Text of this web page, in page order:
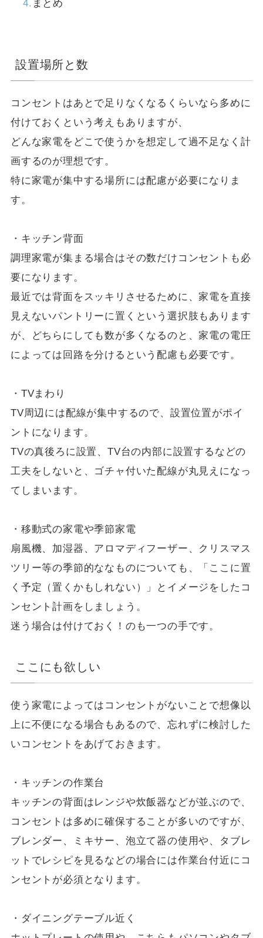
まとめ
設置場所と数
コンセントはあとで足りなくなるくらいなら多めに
付けておくという考えもありますが、
どんな家電をどこで使うかを想定して過不足なく計
画するのが理想です。
特に家電が集中する場所には配慮が必要になりま
す。
・キッチン背面
調理家電が集まる場合はその数だけコンセントも必
要になります。
最近では背面をスッキリさせるために、家電を直接
見えないパントリーに置くという選択肢もあります
が、どちらにしても数が多くなるのと、家電の電圧
によっては回路を分けるという配慮も必要です。
・TVまわり
TV周辺には配線が集中するので、設置位置がポイ
ントになります。
TVの真後ろに設置、TV台の内部に設置するなどの
工夫をしないと、ゴチャ付いた配線が丸見えになっ
てしまいます。
・移動式の家電や季節家電
扇風機、加湿器、アロマディフーザー、クリスマス
ツリー等の季節的ななものについても、「ここに置
く予定（置くかもしれない）」とイメージをしたコ
ンセント計画をしましょう。
迷う場合は付けておく！のも一つの手です。
ここにも欲しい
使う家電によってはコンセントがないことで想像以
上に不便になる場合もあるので、忘れずに検討した
いコンセントをあげておきます。
・キッチンの作業台
キッチンの背面はレンジや炊飯器などが並ぶので、
コンセントは多めに確保することが多いのですが、
ブレンダー、ミキサー、泡立て器の使用や、タブレ
ットでレシピを見るなどの場合には作業台付近にコ
ンセントが必須となります。
・ダイニングテーブル近く